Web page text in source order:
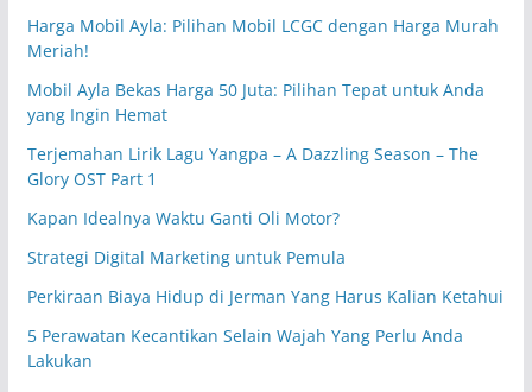
Harga Mobil Ayla: Pilihan Mobil LCGC dengan Harga Murah
Meriah!
Mobil Ayla Bekas Harga 50 Juta: Pilihan Tepat untuk Anda
yang Ingin Hemat
Terjemahan Lirik Lagu Yangpa – A Dazzling Season – The
Glory OST Part 1
Kapan Idealnya Waktu Ganti Oli Motor?
Strategi Digital Marketing untuk Pemula
Perkiraan Biaya Hidup di Jerman Yang Harus Kalian Ketahui
5 Perawatan Kecantikan Selain Wajah Yang Perlu Anda
Lakukan